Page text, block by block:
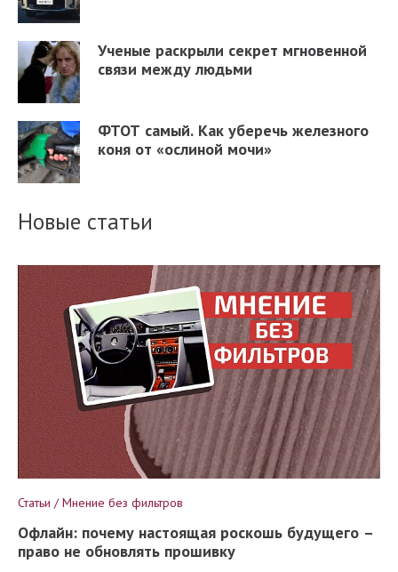
Ученые раскрыли секрет мгновенной
связи между людьми
ФТОТ самый. Как уберечь железного
коня от «ослиной мочи»
Новые статьи
Статьи / Мнение без фильтров
Офлайн: почему настоящая роскошь будущего –
право не обновлять прошивку